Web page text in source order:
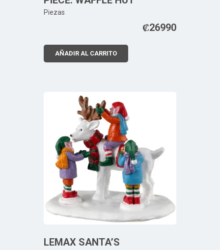
Piezas
₡26990
AÑADIR AL CARRITO
LEMAX SANTA’S